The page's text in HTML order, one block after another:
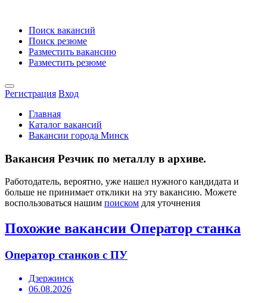
Поиск вакансий
Поиск резюме
Разместить вакансию
Разместить резюме
Регистрация Вход
Главная
Каталог вакансий
Вакансии города Минск
Вакансия Резчик по металлу в архиве.
Работодатель, вероятно, уже нашел нужного кандидата и
больше не принимает отклики на эту вакансию. Можете
воспользоваться нашим поиском для уточнения
Похожие вакансии Оператор станка
Оператор станков с ПУ
Дзержинск
06.08.2026